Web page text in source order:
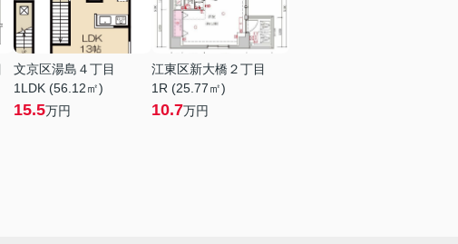
文京区湯島４丁目
1LDK (56.12㎡)
15.5万円
江東区新大橋２丁目
1R (25.77㎡)
10.7万円